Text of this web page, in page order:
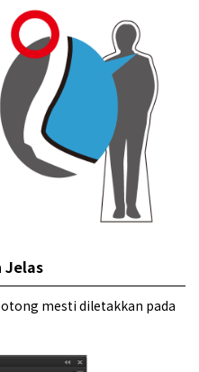
Jelas
mesti diletakkan pada